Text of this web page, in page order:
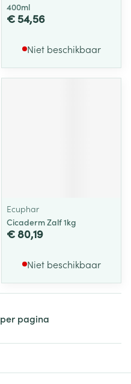
400ml
€ 54,56
Niet beschikbaar
Ecuphar
Cicaderm Zalf 1kg
€ 80,19
Niet beschikbaar
per pagina